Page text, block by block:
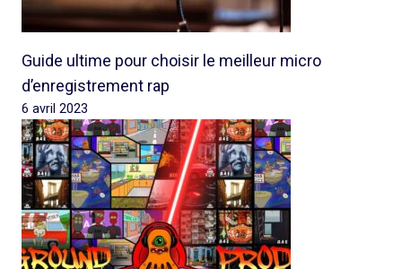
Guide ultime pour choisir le meilleur micro
d’enregistrement rap
6 avril 2023